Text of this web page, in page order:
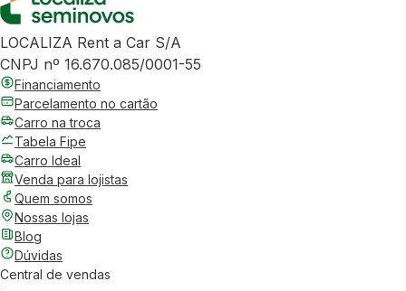
LOCALIZA Rent a Car S/A
CNPJ nº 16.670.085/0001-55
Financiamento
Parcelamento no cartão
Carro na troca
Tabela Fipe
Carro Ideal
Venda para lojistas
Quem somos
Nossas lojas
Blog
Dúvidas
Central de vendas